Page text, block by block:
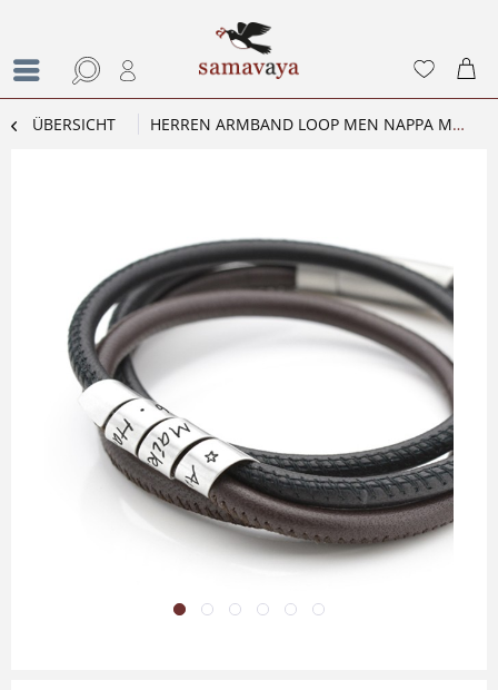
ÜBERSICHT HERREN ARMBAND LOOP MEN NAPPA MÄNNER ARMBAND MIT GRAVUR